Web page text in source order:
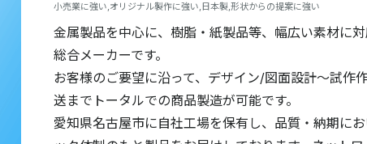
小売業に強い,オリジナル製作に強い,日本製,形状からの提案に強い
金属製品を中心に、樹脂・紙製品等、幅広い素材に
総合メーカーです。
お客様のご要望に沿って、デザイン/図面設計～試作
送までトータルでの商品製造が可能です。
愛知県名古屋市に自社工場を保有し、品質・納期に